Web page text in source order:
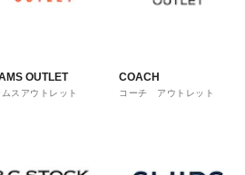
OUTLET
ムスアウトレット
COACH
コーチ アウトレット